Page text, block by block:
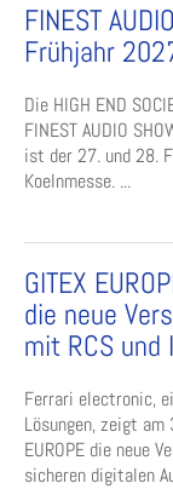
FINEST
Frühjahr
Die HIGH END
FINEST AUDIO
ist der 27. und 28.
Koelnmesse. ...
GITEX
die neue
mit RCS und
Ferrari electronic,
Lösungen, zeigt
EUROPE die neue
sicheren digitalen